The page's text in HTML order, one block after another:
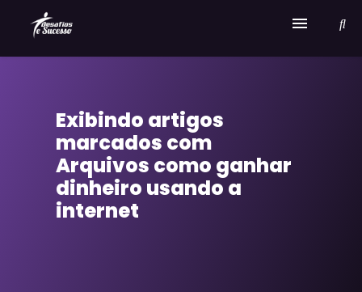
Serviços
Sobre Desafios e Sucesso
Exibindo artigos
marcados com
Arquivos como ganhar
dinheiro usando a
internet